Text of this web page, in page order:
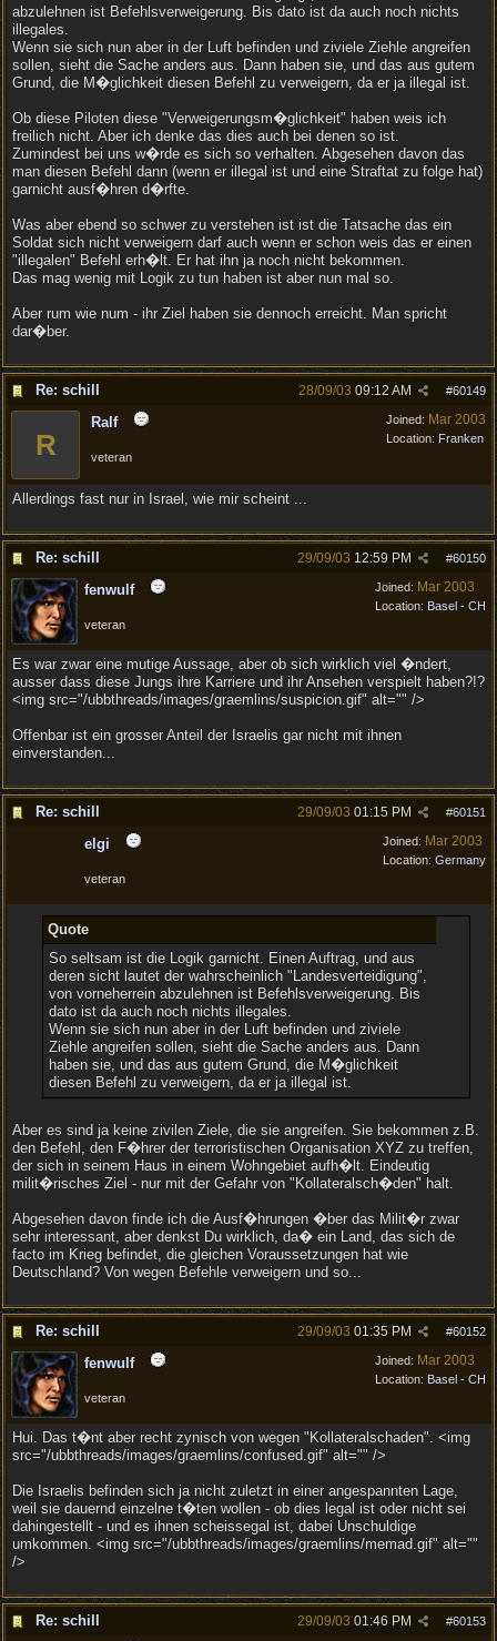
abzulehnen ist Befehlsverweigerung. Bis dato ist da auch noch nichts
illegales.
Wenn sie sich nun aber in der Luft befinden und ziviele Ziehle angreifen
sollen, sieht die Sache anders aus. Dann haben sie, und das aus gutem
Grund, die M�glichkeit diesen Befehl zu verweigern, da er ja illegal ist.
Ob diese Piloten diese "Verweigerungsm�glichkeit" haben weis ich
freilich nicht. Aber ich denke das dies auch bei denen so ist.
Zumindest bei uns w�rde es sich so verhalten. Abgesehen davon das
man diesen Befehl dann (wenn er illegal ist und eine Straftat zu folge hat)
garnicht ausf�hren d�rfte.
Was aber ebend so schwer zu verstehen ist ist die Tatsache das ein
Soldat sich nicht verweigern darf auch wenn er schon weis das er einen
"illegalen" Befehl erh�lt. Er hat ihn ja noch nicht bekommen.
Das mag wenig mit Logik zu tun haben ist aber nun mal so.
Aber rum wie num - ihr Ziel haben sie dennoch erreicht. Man spricht
dar�ber.
Re: schill #60149
28/09/03 09:12 AM
Joined: Mar 2003
Location: Franken
R
Ralf
veteran
Allerdings fast nur in Israel, wie mir scheint ...
Re: schill #60150
29/09/03 12:59 PM
Joined: Mar 2003
Location: Basel - CH
fenwulf
veteran
Es war zwar eine mutige Aussage, aber ob sich wirklich viel �ndert,
ausser dass diese Jungs ihre Karriere und ihr Ansehen verspielt haben?!?
<img src="/ubbthreads/images/graemlins/suspicion.gif" alt="" />
Offenbar ist ein grosser Anteil der Israelis gar nicht mit ihnen
einverstanden...
Re: schill #60151
29/09/03 01:15 PM
Joined: Mar 2003
Location: Germany
elgi
veteran
Quote
So seltsam ist die Logik garnicht. Einen Auftrag, und aus
deren sicht lautet der wahrscheinlich "Landesverteidigung",
von vorneherrein abzulehnen ist Befehlsverweigerung. Bis
dato ist da auch noch nichts illegales.
Wenn sie sich nun aber in der Luft befinden und ziviele
Ziehle angreifen sollen, sieht die Sache anders aus. Dann
haben sie, und das aus gutem Grund, die M�glichkeit
diesen Befehl zu verweigern, da er ja illegal ist.
Aber es sind ja keine zivilen Ziele, die sie angreifen. Sie bekommen z.B.
den Befehl, den F�hrer der terroristischen Organisation XYZ zu treffen,
der sich in seinem Haus in einem Wohngebiet aufh�lt. Eindeutig
milit�risches Ziel - nur mit der Gefahr von "Kollateralsch�den" halt.
Abgesehen davon finde ich die Ausf�hrungen �ber das Milit�r zwar
sehr interessant, aber denkst Du wirklich, da� ein Land, das sich de
facto im Krieg befindet, die gleichen Voraussetzungen hat wie
Deutschland? Von wegen Befehle verweigern und so...
Re: schill #60152
29/09/03 01:35 PM
Joined: Mar 2003
Location: Basel - CH
fenwulf
veteran
Hui. Das t�nt aber recht zynisch von wegen "Kollateralschaden". <img
src="/ubbthreads/images/graemlins/confused.gif" alt="" />
Die Israelis befinden sich ja nicht zuletzt in einer angespannten Lage,
weil sie dauernd einzelne t�ten wollen - ob dies legal ist oder nicht sei
dahingestellt - und es ihnen scheissegal ist, dabei Unschuldige
umkommen. <img src="/ubbthreads/images/graemlins/memad.gif" alt=""
/>
Re: schill #60153
29/09/03 01:46 PM